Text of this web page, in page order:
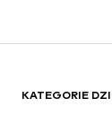
KATEGORIE